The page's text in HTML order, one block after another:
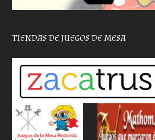
TIENDAS DE JUEGOS DE MESA